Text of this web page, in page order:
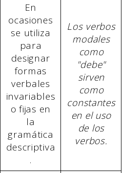
En
ocasiones
se utiliza
para
designar
formas
verbales
invariables
o fijas en
la
gramática
descriptiva
.
Los verbos
modales
como
"debe"
sirven
como
constantes
en el uso
de los
verbos.